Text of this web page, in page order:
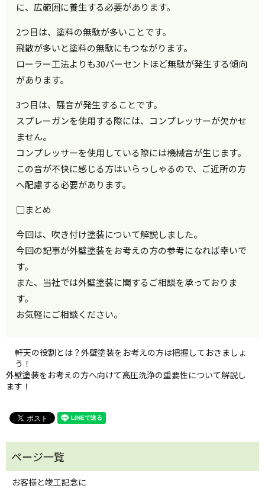
に、広範囲に養生する必要があります。
2つ目は、塗料の無駄が多いことです。
飛散が多いと塗料の無駄にもつながります。
ローラー工法よりも30パーセントほど無駄が発生する傾向
があります。
3つ目は、騒音が発生することです。
スプレーガンを使用する際には、コンプレッサーが欠かせ
ません。
コンプレッサーを使用している際には機械音が生じます。
この音が不快に感じる方はいらっしゃるので、ご近所の方
へ配慮する必要があります。
□まとめ
今回は、吹き付け塗装について解説しました。
今回の記事が外壁塗装をお考えの方の参考になれば幸いで
す。
また、当社では外壁塗装に関するご相談を承っておりま
す。
お気軽にご相談ください。
軒天の役割とは？外壁塗装をお考えの方は把握しておきましょ
う！
外壁塗装をお考えの方へ向けて高圧洗浄の重要性について解説し
ます！
お客様と竣工記念に